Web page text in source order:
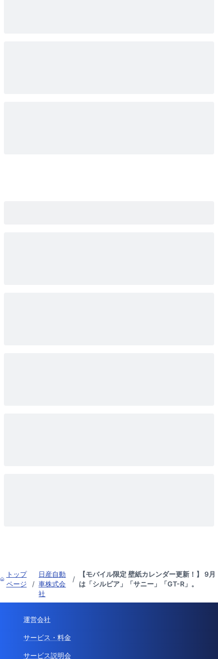
トップ
ページ
/
日産自動
車株式会
社
/
【モバイル限定 壁紙カレンダー更新！】 9月
は「シルビア」「サニー」「GT-R」。
運営会社
サービス・料金
サービス説明会